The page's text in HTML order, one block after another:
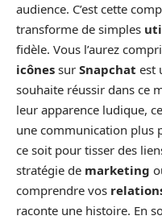
audience. C’est cette
transforme de simples
fidèle. Vous l’aurez
icônes sur Snapchat est
souhaite réussir dans ce
leur apparence ludique,
une communication plus
ce soit pour tisser des
stratégie de marketing
comprendre vos
raconte une histoire. En